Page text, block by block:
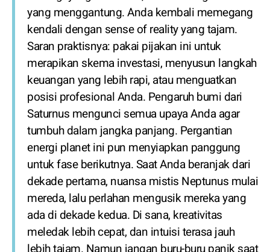
yang menggantung. Anda kembali memegang
kendali dengan sense of reality yang tajam.
Saran praktisnya: pakai pijakan ini untuk
merapikan skema investasi, menyusun langkah
keuangan yang lebih rapi, atau menguatkan
posisi profesional Anda. Pengaruh bumi dari
Saturnus mengunci semua upaya Anda agar
tumbuh dalam jangka panjang. Pergantian
energi planet ini pun menyiapkan panggung
untuk fase berikutnya. Saat Anda beranjak dari
dekade pertama, nuansa mistis Neptunus mulai
mereda, lalu perlahan mengusik mereka yang
ada di dekade kedua. Di sana, kreativitas
meledak lebih cepat, dan intuisi terasa jauh